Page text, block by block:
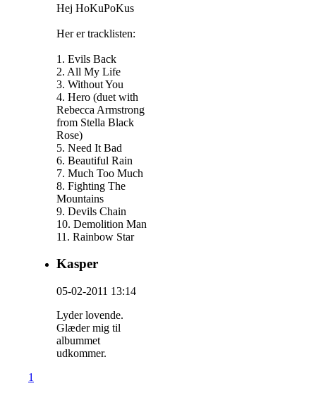
Hej HoKuPoKus
Her er tracklisten:
1. Evils Back
2. All My Life
3. Without You
4. Hero (duet with
Rebecca Armstrong
from Stella Black
Rose)
5. Need It Bad
6. Beautiful Rain
7. Much Too Much
8. Fighting The
Mountains
9. Devils Chain
10. Demolition Man
11. Rainbow Star
Kasper
05-02-2011 13:14
Lyder lovende.
Glæder mig til
albummet
udkommer.
1